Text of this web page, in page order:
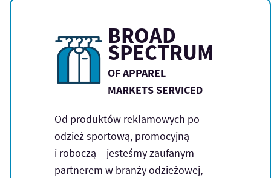
BROAD
SPECTRUM
OF APPAREL
MARKETS SERVICED
Od produktów reklamowych po
odzież sportową, promocyjną
i roboczą – jesteśmy zaufanym
partnerem w branży odzieżowej,